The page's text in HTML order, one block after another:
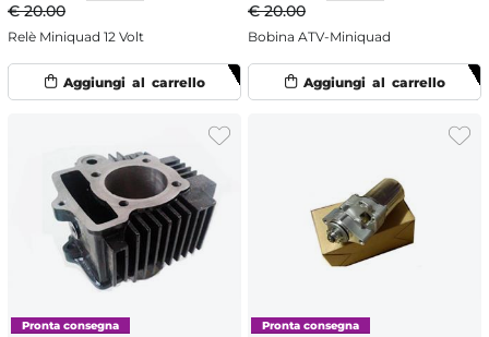
€ 20.00
Relè Miniquad 12 Volt
€ 20.00
Bobina ATV-Miniquad